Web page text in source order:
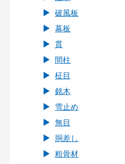
破風板
幕板
貫
間柱
柾目
銘木
雪止め
無目
胴差し
粗骨材